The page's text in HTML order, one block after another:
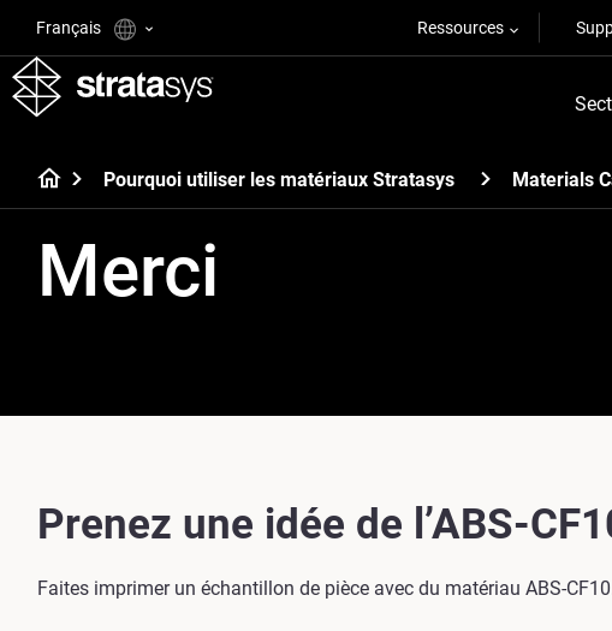
Français Ressources
Pourquoi utiliser les matériaux Stratasys Materials
Merci
Prenez une idée de l’ABS-
Faites imprimer un échantillon de pièce avec du matériau ABS-